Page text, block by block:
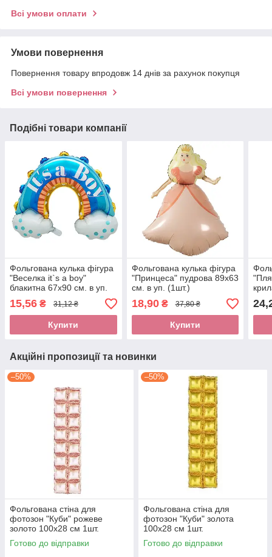
Всі умови оплати
Умови повернення
Повернення товару впродовж 14 днів за рахунок покупця
Всі умови повернення
Подібні товари компанії
Фольгована кулька фігура
"Веселка it`s a boy"
блакитна 67х90 см. в уп.
(1шт.)(під повітря)
15,56 ₴ 31,12 ₴
Купити
Фольгована кулька фігура
"Принцеса" пудрова 89х63
см. в уп. (1шт.)
18,90₴ 37,80 ₴
Купити
см.
Акційні пропозиції та новинки
–50%
Фольгована стіна для
фотозон "Куби" рожеве
золото 100х28 см 1шт.
Готово до відправки
–50%
Фольгована стіна для
фотозон "Куби" золота
100х28 см 1шт.
Готово до відправки